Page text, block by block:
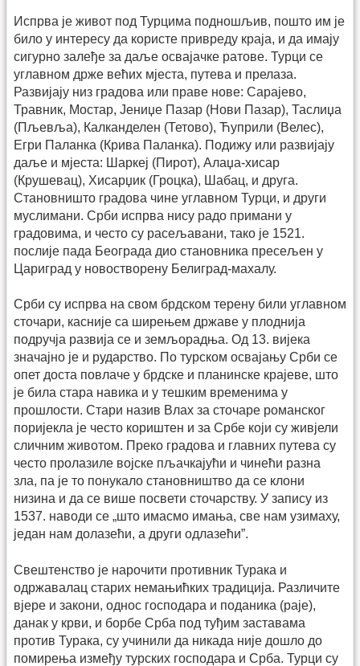
Испрва је живот под Турцима подношљив, пошто им је
било у интересу да користе привреду краја, и да имају
сигурно залеђе за даље освајачке ратове. Турци се
углавном држе већих мјеста, путева и прелаза.
Развијају низ градова или праве нове: Сарајево,
Травник, Мостар, Јениџе Пазар (Нови Пазар), Таслиџа
(Пљевља), Калканделен (Тетово), Ћуприли (Велес),
Егри Паланка (Крива Паланка). Подижу или развијају
даље и мјеста: Шаркеј (Пирот), Алаџа-хисар
(Крушевац), Хисарџик (Гроцка), Шабац, и друга.
Становништо градова чине углавном Турци, и други
муслимани. Срби испрва нису радо примани у
градовима, и често су расељавани, тако је 1521.
послије пада Београда дио становника пресељен у
Цариград у новостворену Белиград-махалу.
Срби су испрва на свом брдском терену били углавном
сточари, касније са ширењем државе у плоднија
подручја развија се и земљорадња. Од 13. вијека
значајно је и рударство. По турском освајању Срби се
опет доста повлаче у брдске и планинске крајеве, што
је била стара навика и у тешким временима у
прошлости. Стари назив Влах за сточаре романског
поријекла је често кориштен и за Србе који су живјели
сличним животом. Преко градова и главних путева су
често пролазиле војске пљачкајући и чинећи разна
зла, па је то понукало становништво да се клони
низина и да се више посвети сточарству. У запису из
1537. наводи се „што имасмо имања, све нам узимаху,
један нам долазећи, а други одлазећи”.
Свештенство је нарочити противник Турака и
одржавалац старих немањићких традиција. Различите
вјере и закони, однос господара и поданика (раје),
данак у крви, и борбе Срба под туђим заставама
против Турака, су учинили да никада није дошло до
помирења између турских господара и Срба. Турци су